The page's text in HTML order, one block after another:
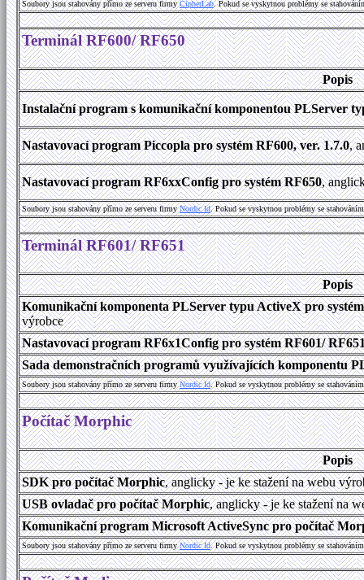
Soubory jsou stahovány přímo ze serveru firmyCipherLab. Pokud se vyskytnou problémy se
Terminál RF600/ RF650
Popis
Instalační program s komunikační komponentou PLServer
Nastavovací program Piccopla pro systém RF600, ver. 1.7.0,
Nastavovací program RF6xxConfig pro systém RF650,
Soubory jsou stahovány přímo ze serveru firmyNordic Id. Pokud se vyskytnou problémy se
Terminál RF601/ RF651
Popis
Komunikační komponenta PLServer typu ActiveX pro
výrobce
Nastavovací program RF6x1Config pro systém RF601/
Sada demonstračních programů využívajících komponentu
Soubory jsou stahovány přímo ze serveru firmyNordic Id. Pokud se vyskytnou problémy se
Počítač Morphic
Popis
SDK pro počítač Morphic, anglicky - je ke stažení na webu
USB ovladač pro počítač Morphic, anglicky - je ke stažení na
Komunikační program Microsoft ActiveSync pro počítač
Soubory jsou stahovány přímo ze serveru firmyNordic Id. Pokud se vyskytnou problémy se